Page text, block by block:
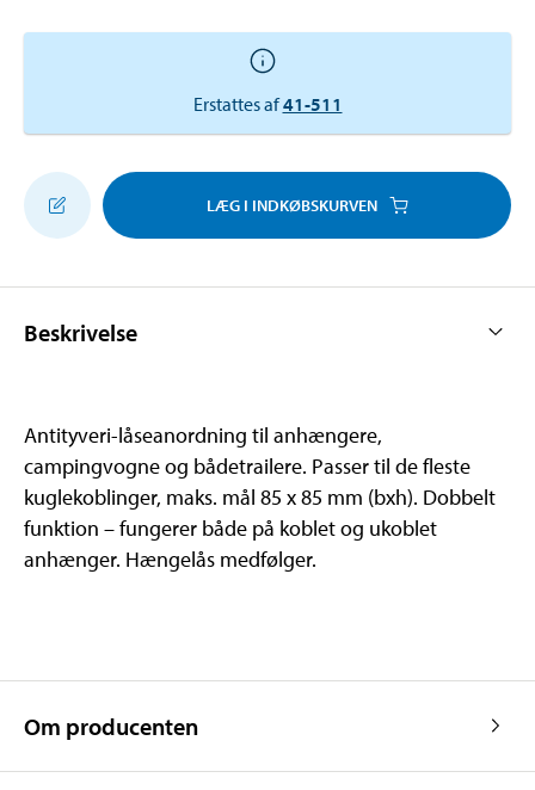
Erstattes af41-511
LÆG I INDKØBSKURVEN
Beskrivelse
Antityveri-låseanordning til anhængere,
campingvogne og bådetrailere. Passer til de fleste
kuglekoblinger, maks. mål 85 x 85 mm (bxh). Dobbelt
funktion – fungerer både på koblet og ukoblet
anhænger. Hængelås medfølger.
Om producenten